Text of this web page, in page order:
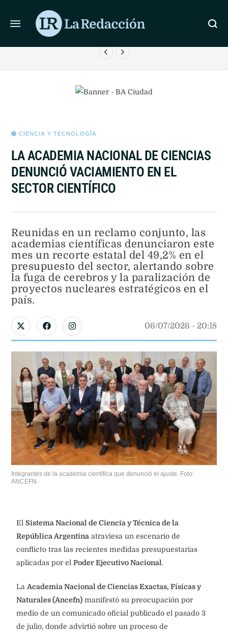
ÚLTIMAS NOTICIAS
LA JUSTICIA RECHAZÓ LEVANTAR LA PERIMETRAL A
CIENCIA Y TECNOLOGÍA
LA ACADEMIA NACIONAL DE CIENCIAS
DENUNCIÓ VACIAMIENTO EN EL
SECTOR CIENTÍFICO
Reunidas en un reclamo conjunto, las
academias científicas denunciaron este
mes un recorte estatal del 49,2% en el
presupuesto del sector, alertando sobre
la fuga de cerebros y la paralización de
proyectos nucleares estratégicos en el
país.
06/07/2026 - 20:18
Integrantes de la academia científica que denunció el ajuste. Foto:
ANCEFN.
El Sistema Nacional de Ciencia y Técnica de la
República Argentina atraviesa un escenario de
conflicto tras las recientes medidas presupuestarias
aplicadas por el Poder Ejecutivo Nacional .
La Academia Nacional de Ciencias Exactas, Físicas y
Naturales (Ancefn) manifestó su preocupación por
medio de un comunicado oficial publicado el pasado 3
de julio, donde advirtió sobre un proceso de